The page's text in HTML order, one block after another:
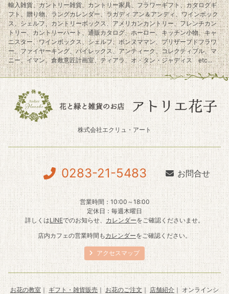
輸入雑貨、カントリー雑貨、カントリー家具、フラワーギフト、カタログギ
フト、贈り物、ラングカレンダー、ラガディ アン＆アンディ、ワインボック
ス、シェルフ、カントリーボックス、アメリカンカントリー、フレンチカン
トリー、カントリーハート、通販カタログ、ホーロー、キッチン小物、キャ
ニスター、ワインボックス、シェルフ、ボンヌママン、プリザーブドフラワ
ー、ファイヤーキング、パイレックス、アンティーク、コレクティブル、マ
ニー、イマン、倉敷意匠計画室、ティアラ、オ・タン・ジャディス etc...
株式会社エクリュ・アート
0283-21-5483 お問合せ
営業時間：10:00～18:00
定休日：毎週木曜日
詳しくはLINEでのお知らせ、カレンダーをご確認くださいませ。
店内カフェの営業時間もカレンダーをご確認ください。
アクセスマップ
お花の教室 ｜ ギフト・雑貨販売｜お花のご注文｜店舗紹介｜ オンラインシ